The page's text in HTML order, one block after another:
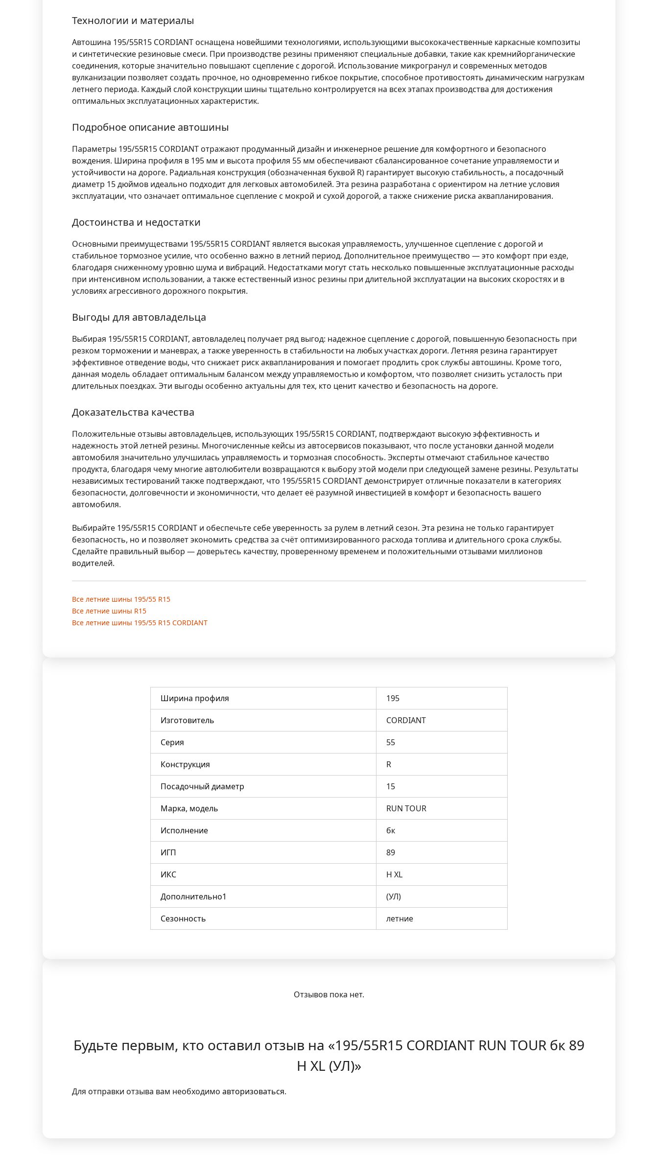
Технологии и материалы
Автошина 195/55R15 CORDIANT оснащена новейшими технологиями, использующими высококачественные каркасные композиты
и синтетические резиновые смеси. При производстве резины применяют специальные добавки, такие как кремнийорганические
соединения, которые значительно повышают сцепление с дорогой. Использование микрогранул и современных методов
вулканизации позволяет создать прочное, но одновременно гибкое покрытие, способное противостоять динамическим нагрузкам
летнего периода. Каждый слой конструкции шины тщательно контролируется на всех этапах производства для достижения
оптимальных эксплуатационных характеристик.
Подробное описание автошины
Параметры 195/55R15 CORDIANT отражают продуманный дизайн и инженерное решение для комфортного и безопасного
вождения. Ширина профиля в 195 мм и высота профиля 55 мм обеспечивают сбалансированное сочетание управляемости и
устойчивости на дороге. Радиальная конструкция (обозначенная буквой R) гарантирует высокую стабильность, а посадочный
диаметр 15 дюймов идеально подходит для легковых автомобилей. Эта резина разработана с ориентиром на летние условия
эксплуатации, что означает оптимальное сцепление с мокрой и сухой дорогой, а также снижение риска аквапланирования.
Достоинства и недостатки
Основными преимуществами 195/55R15 CORDIANT является высокая управляемость, улучшенное сцепление с дорогой и
стабильное тормозное усилие, что особенно важно в летний период. Дополнительное преимущество — это комфорт при езде,
благодаря сниженному уровню шума и вибраций. Недостатками могут стать несколько повышенные эксплуатационные расходы
при интенсивном использовании, а также естественный износ резины при длительной эксплуатации на высоких скоростях и в
условиях агрессивного дорожного покрытия.
Выгоды для автовладельца
Выбирая 195/55R15 CORDIANT, автовладелец получает ряд выгод: надежное сцепление с дорогой, повышенную безопасность при
резком торможении и маневрах, а также уверенность в стабильности на любых участках дороги. Летняя резина гарантирует
эффективное отведение воды, что снижает риск аквапланирования и помогает продлить срок службы автошины. Кроме того,
данная модель обладает оптимальным балансом между управляемостью и комфортом, что позволяет снизить усталость при
длительных поездках. Эти выгоды особенно актуальны для тех, кто ценит качество и безопасность на дороге.
Доказательства качества
Положительные отзывы автовладельцев, использующих 195/55R15 CORDIANT, подтверждают высокую эффективность и
надежность этой летней резины. Многочисленные кейсы из автосервисов показывают, что после установки данной модели
автомобиля значительно улучшилась управляемость и тормозная способность. Эксперты отмечают стабильное качество
продукта, благодаря чему многие автолюбители возвращаются к выбору этой модели при следующей замене резины. Результаты
независимых тестирований также подтверждают, что 195/55R15 CORDIANT демонстрирует отличные показатели в категориях
безопасности, долговечности и экономичности, что делает её разумной инвестицией в комфорт и безопасность вашего
автомобиля.
Выбирайте 195/55R15 CORDIANT и обеспечьте себе уверенность за рулем в летний сезон. Эта резина не только гарантирует
безопасность, но и позволяет экономить средства за счёт оптимизированного расхода топлива и длительного срока службы.
Сделайте правильный выбор — доверьтесь качеству, проверенному временем и положительными отзывами миллионов
водителей.
Все летние шины 195/55 R15
Все летние шины R15
Все летние шины 195/55 R15 CORDIANT
Ширина профиля 195
Изготовитель CORDIANT
Серия 55
Конструкция R
Посадочный диаметр 15
Марка, модель RUN TOUR
Исполнение бк
ИГП 89
ИКС H XL
Дополнительно1 (УЛ)
Сезонность летние
Отзывов пока нет.
Будьте первым, кто оставил отзыв на «195/55R15 CORDIANT RUN TOUR бк 89
H XL (УЛ)»
Для отправки отзыва вам необходимо авторизоваться.